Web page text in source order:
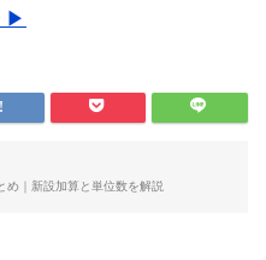
▶
め｜新設加算と単位数を解説